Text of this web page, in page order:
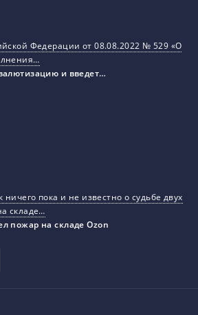
Федерации от 08.08.2022 № 529 «О
и введет…
пока и не известно о судьбе двух
складе…
пожар на складе Ozon